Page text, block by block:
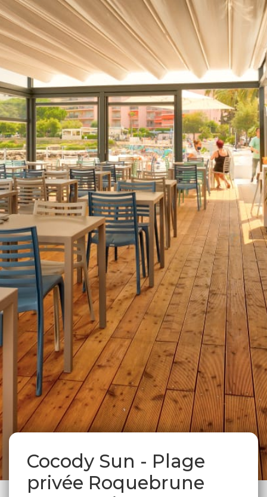
Cocody Sun - Plage
privée Roquebrune